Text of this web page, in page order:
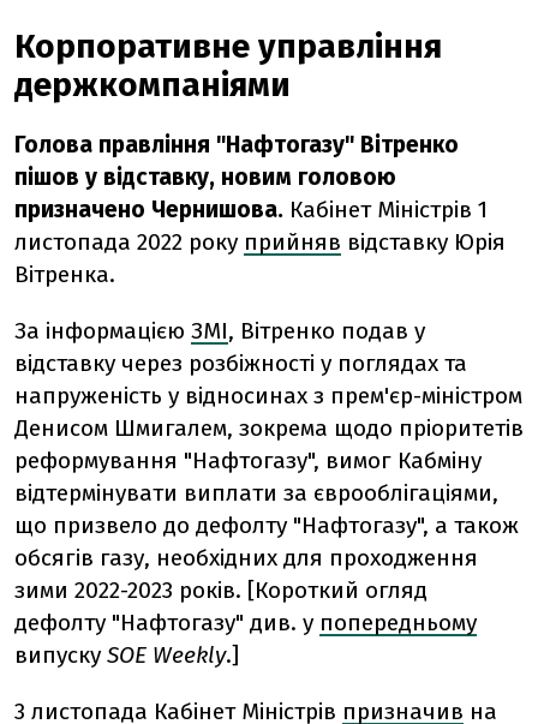
Корпоративне управління
держкомпаніями
Голова правління "Нафтогазу" Вітренко
пішов у відставку, новим головою
призначено Чернишова. Кабінет Міністрів 1
листопада 2022 року прийняв відставку Юрія
Вітренка.
За інформацією ЗМІ, Вітренко подав у
відставку через розбіжності у поглядах та
напруженість у відносинах з прем'єр-міністром
Денисом Шмигалем, зокрема щодо пріоритетів
реформування "Нафтогазу", вимог Кабміну
відтермінувати виплати за єврооблігаціями,
що призвело до дефолту "Нафтогазу", а також
обсягів газу, необхідних для проходження
зими 2022-2023 років. [Короткий огляд
дефолту "Нафтогазу" див. у попередньому
випуску SOE Weekly.]
3 листопада Кабінет Міністрів призначив на